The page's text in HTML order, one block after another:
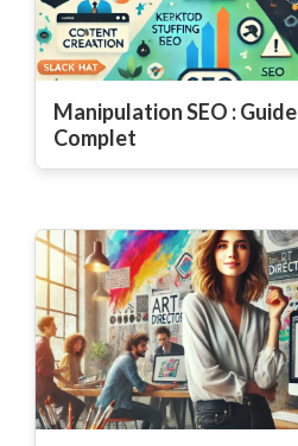
Manipulation SEO : Guide
Complet